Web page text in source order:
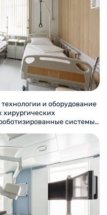
и оборудование
хирургических
системы,
точностью. Лазерные
помогают
и снизить риски
и УЗИ-аппараты
детальную